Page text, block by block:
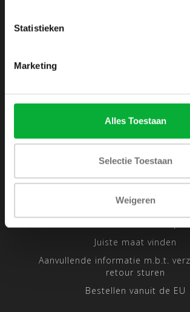
Statistieken
Marketing
Alles Toestaan
Selectie Toestaan
Weigeren
Disclaimer
Privacy Policy
Sitemap
Traveling Tailor
Juiste maat vinden
Aanvullende informatie m.b.t.
retour sturen
Bestellen vanuit de EU